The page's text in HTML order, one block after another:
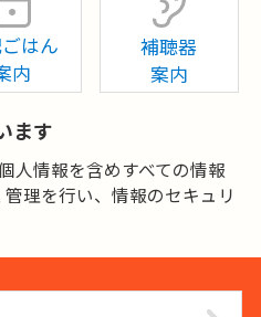
はん
内
補聴器
案内
ます
人情報を含めすべての情報
理を行い、情報のセキュリ